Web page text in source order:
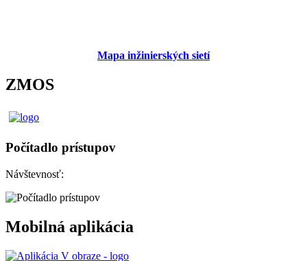
Mapa inžinierských sietí
ZMOS
Počítadlo prístupov
Návštevnosť:
Mobilná aplikácia